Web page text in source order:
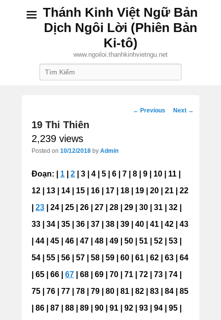
Thánh Kinh Việt Ngữ Bản
Dịch Ngôi Lời (Phiên Bản
Ki-tô)
www.ngoiloi.thanhkinhvietngu.net
Post
← Previous Next →
19 Thi Thiên
2,239 views
Posted on 10/12/2018 by Admin
Đoạn: | 1 2 | 3 | 4 | 5 | 6 | 7 | 8 | 9 | 10 | 11 |
12 | 13 | 14 | 15 | 16 | 17 | 18 | 19 | 20 | 21 | 22
23 | 24 | 25 | 26 | 27 | 28 | 29 | 30 | 31 | 32 |
33 | 34 | 35 | 36 | 37 | 38 | 39 | 40 | 41 | 42 | 43
| 44 | 45 | 46 | 47 | 48 | 49 | 50 | 51 | 52 | 53 |
54 | 55 | 56 | 57 | 58 | 59 | 60 | 61 | 62 | 63 | 64
| 65 | 66 | 67 | 68 | 69 | 70 | 71 | 72 | 73 | 74 |
75 | 76 | 77 | 78 | 79 | 80 | 81 | 82 | 83 | 84 | 85
| 86 | 87 | 88 | 89 | 90 | 91 | 92 | 93 | 94 | 95 |